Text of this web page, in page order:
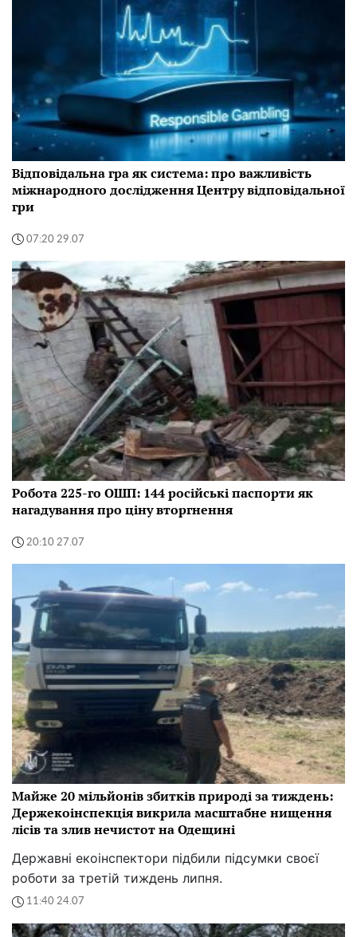
Відповідальна гра як система: про важливість
міжнародного дослідження Центру відповідальної
гри
07:20 29.07
Робота 225-го ОШП: 144 російські паспорти як
нагадування про ціну вторгнення
20:10 27.07
Майже 20 мільйонів збитків природі за тиждень:
Держекоінспекція викрила масштабне нищення
лісів та злив нечистот на Одещині
Державні екоінспектори підбили підсумки своєї
роботи за третій тиждень липня.
11:40 24.07